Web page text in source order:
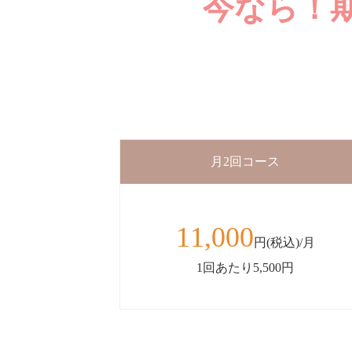
今なら！
月2回コース
11,000円(税込)/月
1回あたり5,500円